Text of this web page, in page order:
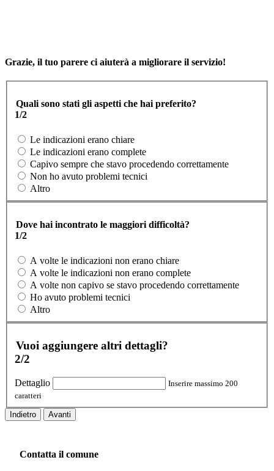
Grazie, il tuo parere ci aiuterà a migliorare il servizio!
Quali sono stati gli aspetti che hai preferito?
1/2
Le indicazioni erano chiare
Le indicazioni erano complete
Capivo sempre che stavo procedendo correttamente
Non ho avuto problemi tecnici
Altro
Dove hai incontrato le maggiori difficoltà?
1/2
A volte le indicazioni non erano chiare
A volte le indicazioni non erano complete
A volte non capivo se stavo procedendo correttamente
Ho avuto problemi tecnici
Altro
Vuoi aggiungere altri dettagli?
2/2
Dettaglio
Inserire massimo 200
caratteri
Indietro Avanti
Contatta il comune